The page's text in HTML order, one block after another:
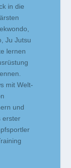
in die
Ju Jutsu
lernen
mit Welt-
und
erster